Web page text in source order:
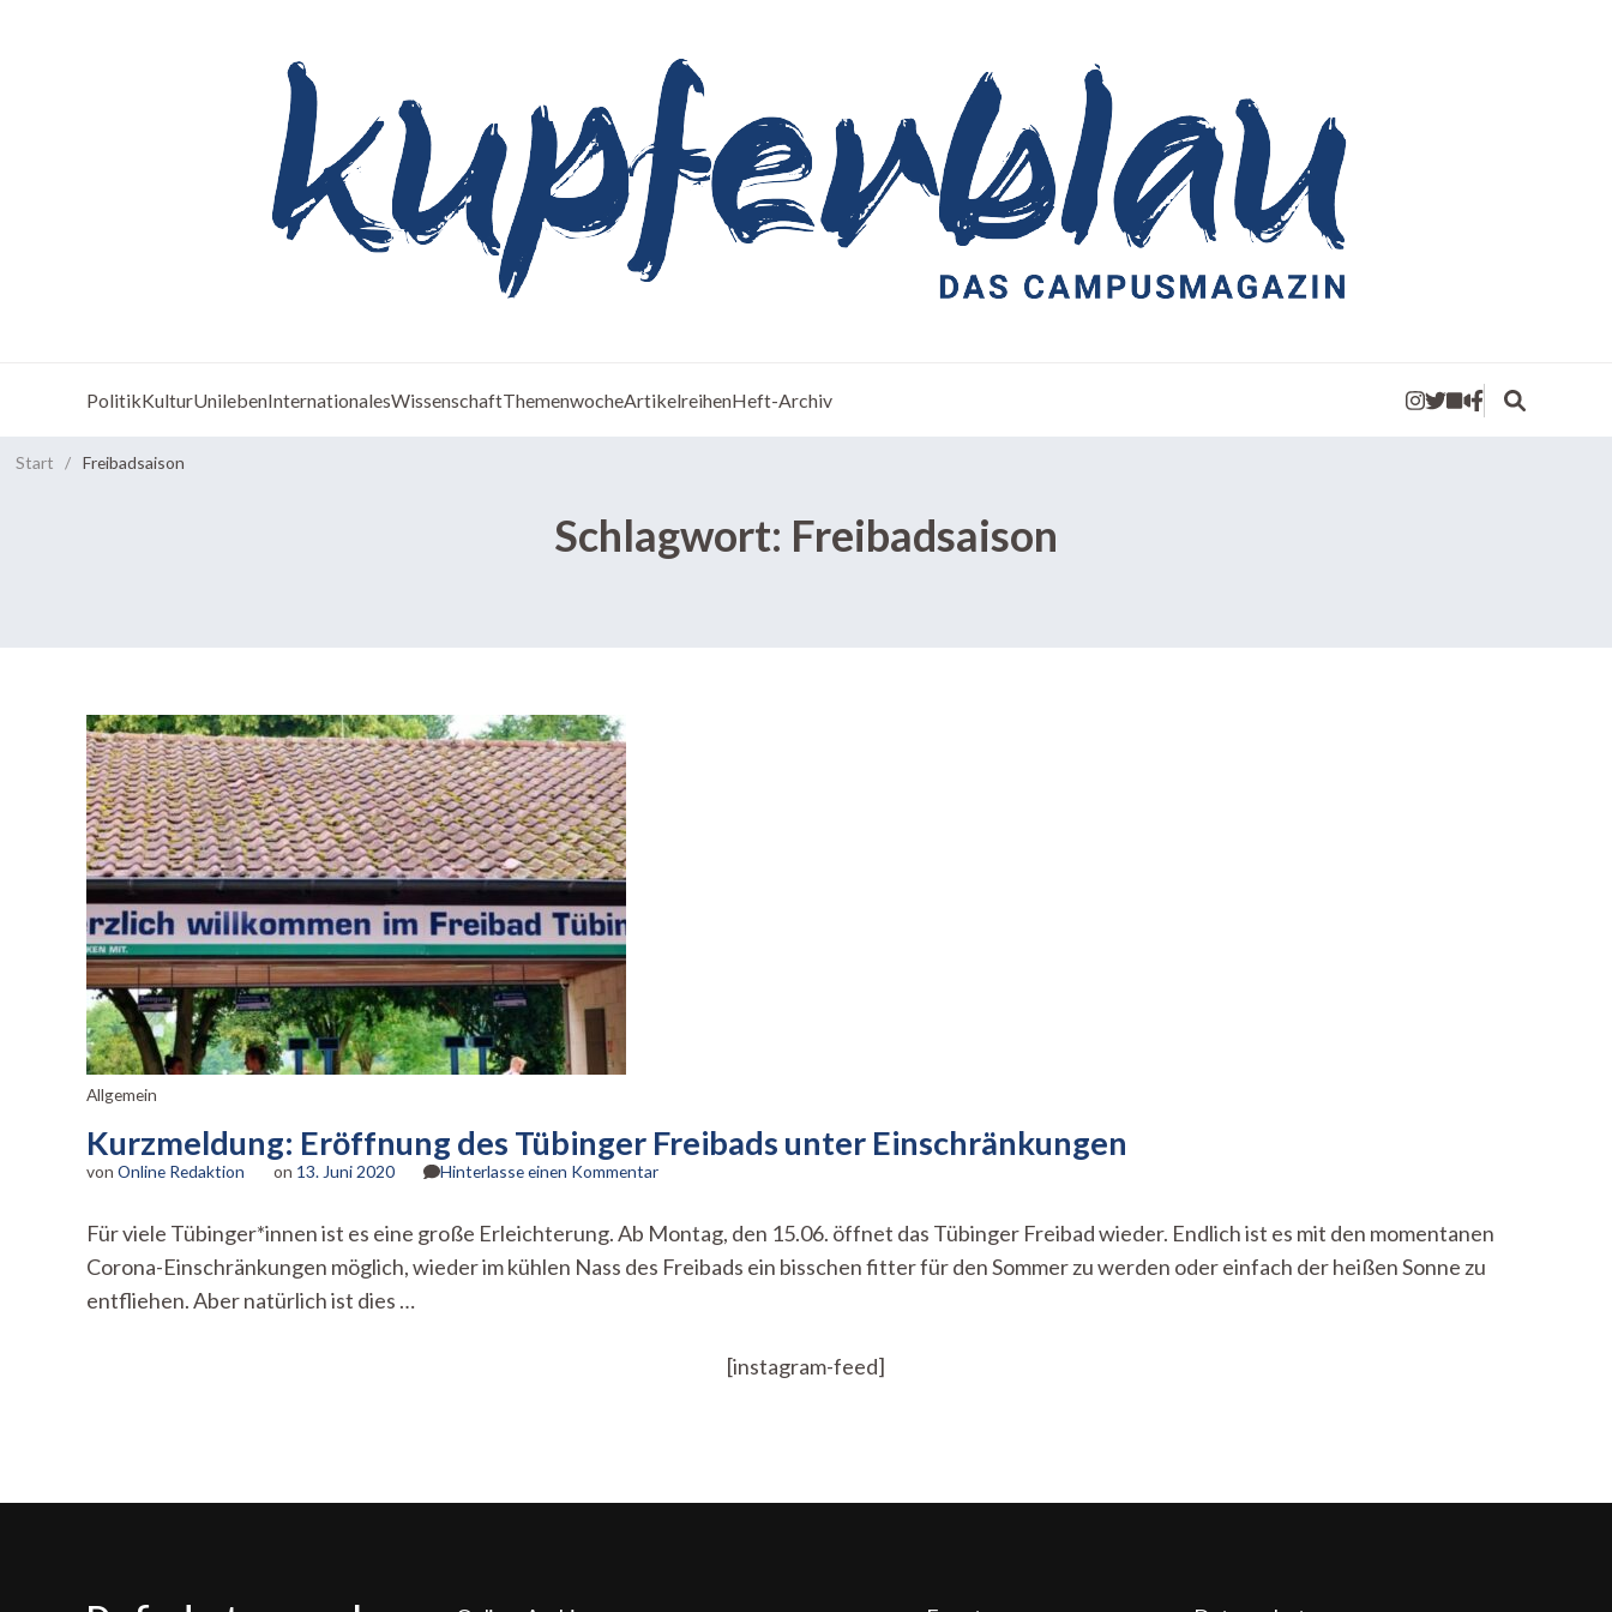
PolitikKulturUnilebenInternationalesWissenschaftThemenwocheArtikelreihenHeft-Archiv
Start / Freibadsaison
Schlagwort: Freibadsaison
Allgemein
Kurzmeldung: Eröffnung des Tübinger Freibads unter Einschränkungen
von Online Redaktion on 13. Juni 2020 Hinterlasse einen Kommentarzu
des
Tübinger
Für viele Tübinger*innen ist es eine große Erleichterung. Ab Montag, den 15.06. öffnet das Tübinger Freibad wieder. Endlich ist es mit den momentanen
Corona-Einschränkungen möglich, wieder im kühlen Nass des Freibads ein bisschen fitter für den Sommer zu werden oder einfach der heißen Sonne zu
entfliehen. Aber natürlich ist dies …
[instagram-feed]